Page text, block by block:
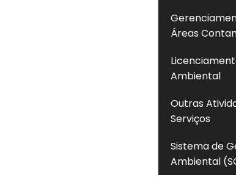
Áreas
Ambiental
Outras
Serviços
Sistema de
Ambiental
normativa municipal ou estadual.
órgão ambiental competente,
adequada evita penalidades,
supressão vegetal ocorra com
Entenda os
Sendo referência no ramo
trabalha com os melhores